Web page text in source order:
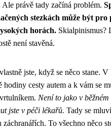
právě tady začíná problém.
stezkách může být
horách. Skialpinismus?
není stavěná.
jste, když se něco stane. V
hodiny cesty autem a k vám se
Není to jako v
jste v péči lékařů. Tady se
To všechno něco